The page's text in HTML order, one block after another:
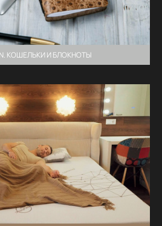
КОШЕЛЬКИ И БЛОКНОТЫ